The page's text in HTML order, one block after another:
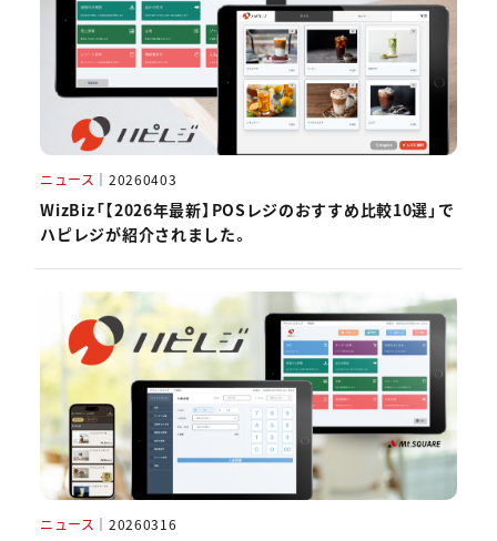
ニュース ｜ 20260403
WizBiz「【2026年最新】POSレジのおすすめ比較10選」で
ハピレジが紹介されました。
ニュース ｜ 20260316